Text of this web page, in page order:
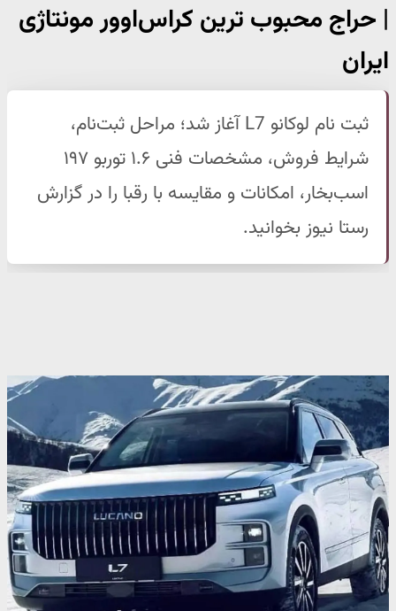
| حراج محبوب ترین کراس‌اوور مونتاژی
ایران
ثبت نام لوکانو L7 آغاز شد؛ مراحل ثبت‌نام،
شرایط فروش، مشخصات فنی ۱.۶ توربو ۱۹۷
اسب‌بخار، امکانات و مقایسه با رقبا را در گزارش
رستا نیوز بخوانید.